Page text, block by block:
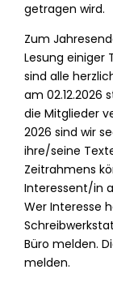
getragen wird.
Zum
Lesung einiger
sind alle
am 02.12.2026
die Mitglieder
2026 sind wir
ihre/seine
Zeitrahmens
Interessent/in
Wer Interesse
Büro melden.
melden.